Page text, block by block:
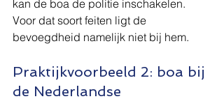
kan de boa de politie inschakelen.
Voor dat soort feiten ligt de
bevoegdheid namelijk niet bij hem.
Praktijkvoorbeeld 2: boa bij
de Nederlandse